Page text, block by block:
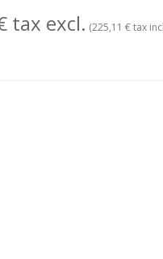
tax excl. (225,11 € tax